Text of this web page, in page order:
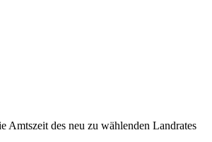
des neu zu wählenden Landrates